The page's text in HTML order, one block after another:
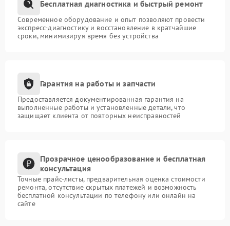
Бесплатная диагностика и быстрый ремонт
Современное оборудование и опыт позволяют провести
экспресс-диагностику и восстановление в кратчайшие
сроки, минимизируя время без устройства
Гарантия на работы и запчасти
Предоставляется документированная гарантия на
выполненные работы и установленные детали, что
защищает клиента от повторных неисправностей
Прозрачное ценообразование и бесплатная
консультация
Точные прайс-листы, предварительная оценка стоимости
ремонта, отсутствие скрытых платежей и возможность
бесплатной консультации по телефону или онлайн на
сайте